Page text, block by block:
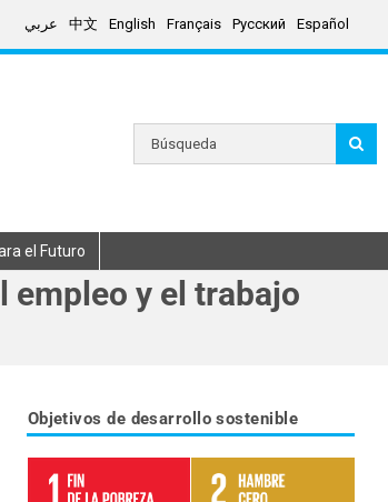
عربي 中文 English Français Русский Español
for:
el Futuro
empleo y el trabajo
Objetivos de desarrollo sostenible